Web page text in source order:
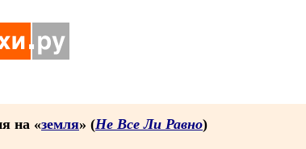
на «земля» (Не Все Ли Равно)